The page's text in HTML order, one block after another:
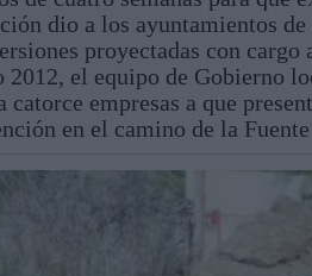
dio a los ayuntamientos
proyectadas con
2012, el equipo de Gobierno
catorce empresas a que
en el camino de la